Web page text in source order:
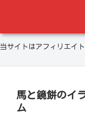
当サイトはアフィリエイ
馬と鏡餅のイ
ム